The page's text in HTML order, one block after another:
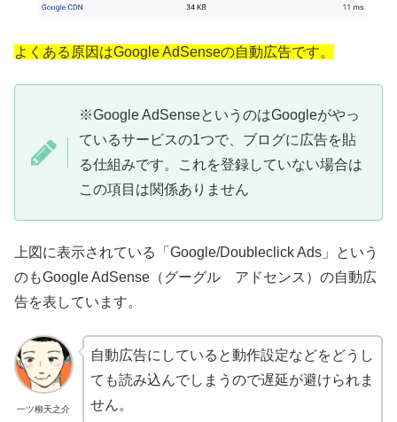
よくある原因はGoogle AdSenseの自動広告です。
※Google AdSenseというのはGoogleがやっ
ているサービスの1つで、ブログに広告を貼
る仕組みです。これを登録していない場合は
この項目は関係ありません
上図に表示されている「Google/Doubleclick Ads」という
のもGoogle AdSense（グーグル アドセンス）の自動広
告を表しています。
一ツ柳天之介
自動広告にしていると動作設定などをどうし
ても読み込んでしまうので遅延が避けられま
せん。